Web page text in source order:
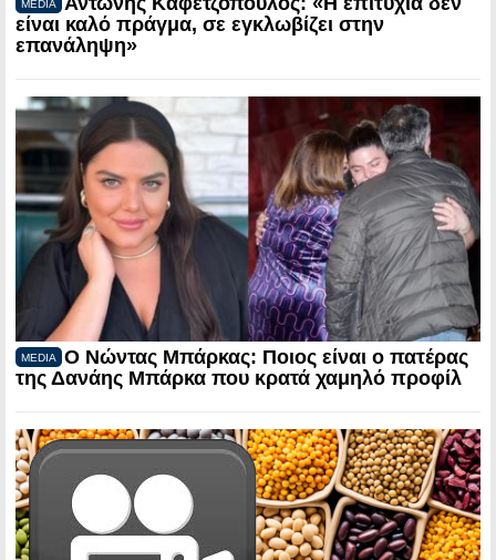
MEDIA
είναι καλό πράγμα, σε εγκλωβίζει στην
επανάληψη»
MEDIA
Ο Νώντας Μπάρκας: Ποιος είναι ο πατέρας
της Δανάης Μπάρκα που κρατά χαμηλό προφίλ